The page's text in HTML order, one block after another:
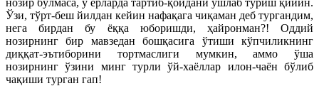
нозир бўлмаса, у ерларда тартиб-қоидани ушлаб туриш қийин.
Ўзи, тўрт-беш йилдан кейин нафақага чиқаман деб тургандим,
нега бирдан бу ёққа юборишди, ҳайронман?! Оддий
нозирнинг бир мавзедан бошқасига ўтиши кўпчиликнинг
диққат-эътиборини тортмаслиги мумкин, аммо ўша
нозирнинг ўзини минг турли ўй-хаёллар илон-чаён бўлиб
чақиши турган гап!